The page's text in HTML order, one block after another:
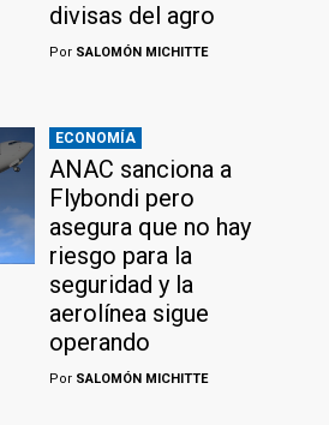
divisas del agro
Por SALOMÓN MICHITTE
ECONOMÍA
ANAC sanciona a
Flybondi pero
asegura que no hay
riesgo para la
seguridad y la
aerolínea sigue
operando
Por SALOMÓN MICHITTE